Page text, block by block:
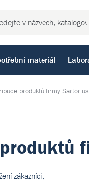
materiál
produktů firmy Sartorius
zákazníci,